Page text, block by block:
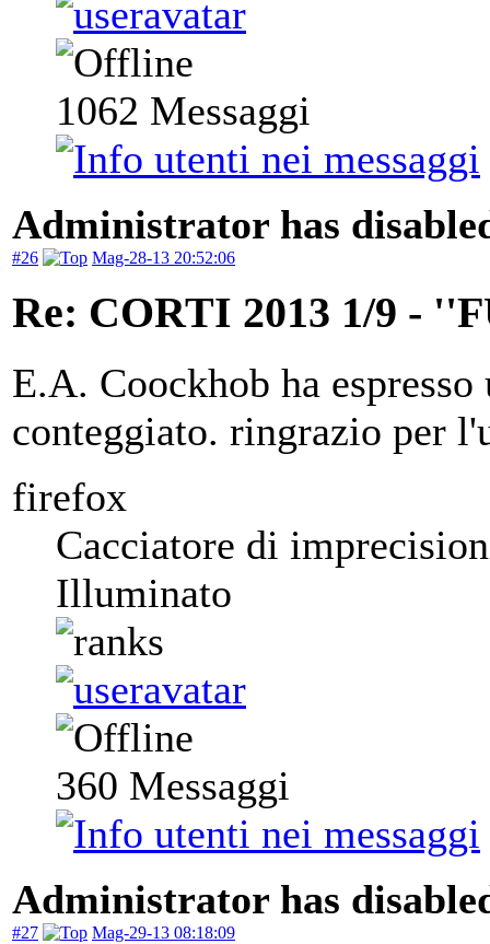
1062 Messaggi
Administrator has
#26 Mag-28-13 20:52:06
Re: CORTI 2013 1/9 -
E.A. Coockhob ha
conteggiato. ringrazio per
firefox
Cacciatore di
Illuminato
360 Messaggi
Administrator has
#27 Mag-29-13 08:18:09